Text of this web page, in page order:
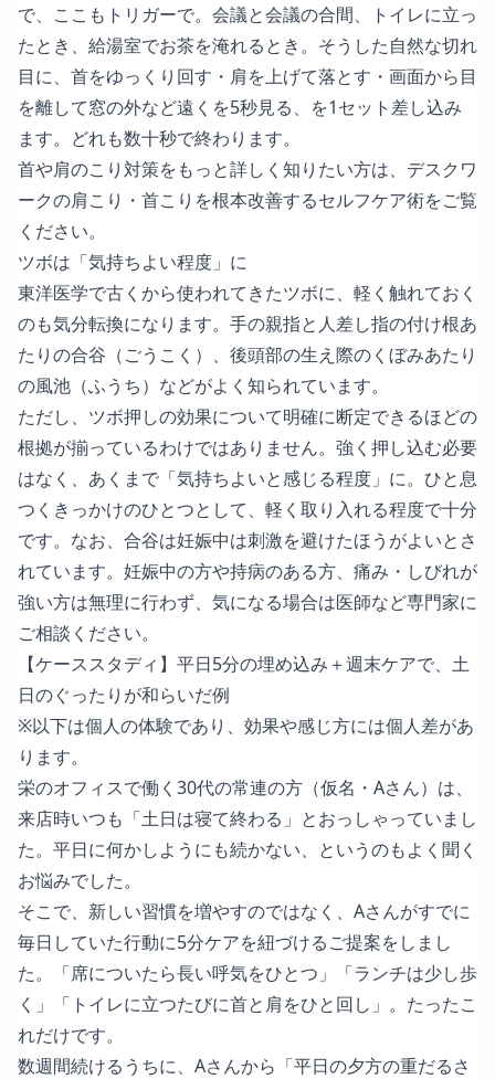
で、ここもトリガーで。会議と会議の合間、トイレに立っ
たとき、給湯室でお茶を淹れるとき。そうした自然な切れ
目に、首をゆっくり回す・肩を上げて落とす・画面から目
を離して窓の外など遠くを5秒見る、を1セット差し込み
ます。どれも数十秒で終わります。
首や肩のこり対策をもっと詳しく知りたい方は、 デスクワ
ークの肩こり・首こりを根本改善するセルフケア術をご覧
ください。
ツボは「気持ちよい程度」に
東洋医学で古くから使われてきたツボに、軽く触れておく
のも気分転換になります。手の親指と人差し指の付け根あ
たりの合谷（ごうこく）、後頭部の生え際のくぼみあたり
の風池（ふうち）などがよく知られています。
ただし、ツボ押しの効果について明確に断定できるほどの
根拠が揃っているわけではありません。強く押し込む必要
はなく、あくまで「気持ちよいと感じる程度」に。ひと息
つくきっかけのひとつとして、軽く取り入れる程度で十分
です。なお、合谷は妊娠中は刺激を避けたほうがよいとさ
れています。妊娠中の方や持病のある方、痛み・しびれが
強い方は無理に行わず、気になる場合は医師など専門家に
ご相談ください。
【ケーススタディ】平日5分の埋め込み＋週末ケアで、土
日のぐったりが和らいだ例
※以下は個人の体験であり、効果や感じ方には個人差があ
ります。
栄のオフィスで働く30代の常連の方（仮名・Aさん）は、
来店時いつも「土日は寝て終わる」とおっしゃっていまし
た。平日に何かしようにも続かない、というのもよく聞く
お悩みでした。
そこで、新しい習慣を増やすのではなく、Aさんがすでに
毎日していた行動に5分ケアを紐づけるご提案をしまし
た。「席についたら長い呼気をひとつ」「ランチは少し歩
く」「トイレに立つたびに首と肩をひと回し」。たったこ
れだけです。
数週間続けるうちに、Aさんから「平日の夕方の重だるさ